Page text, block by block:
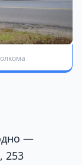
—
253